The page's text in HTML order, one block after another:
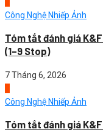
Công Nghệ Nhiếp Ảnh
Tóm tắt đánh giá
(1–9 Stop)
7 Tháng 6, 2026
Công Nghệ Nhiếp Ảnh
Tóm tắt đánh giá